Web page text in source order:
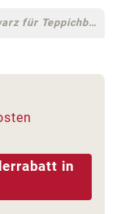
DR1 Rollen schwarz für Teppichböden [10]
in